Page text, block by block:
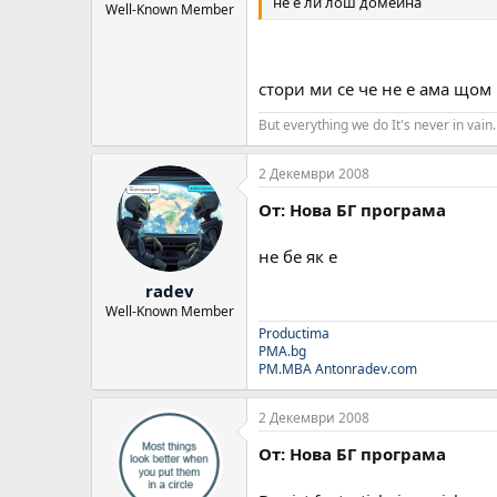
Well-Known Member
стори ми се че не е ама щом
But everything we do It's never in vain.
radev
Well-Known Member
2 Декември 2008
От: Нова БГ програма
не бе як е
Productima
PMA.bg
PM.MBAAntonradev.com
2 Декември 2008
От: Нова БГ програма